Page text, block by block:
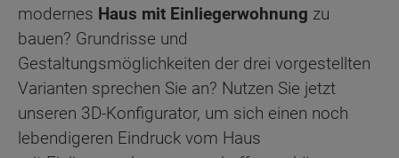
modernes Haus mit Einliegerwohnung zu
bauen? Grundrisse und
Gestaltungsmöglichkeiten der drei vorgestellten
Varianten sprechen Sie an? Nutzen Sie jetzt
unseren 3D-Konfigurator, um sich einen noch
lebendigeren Eindruck vom Haus